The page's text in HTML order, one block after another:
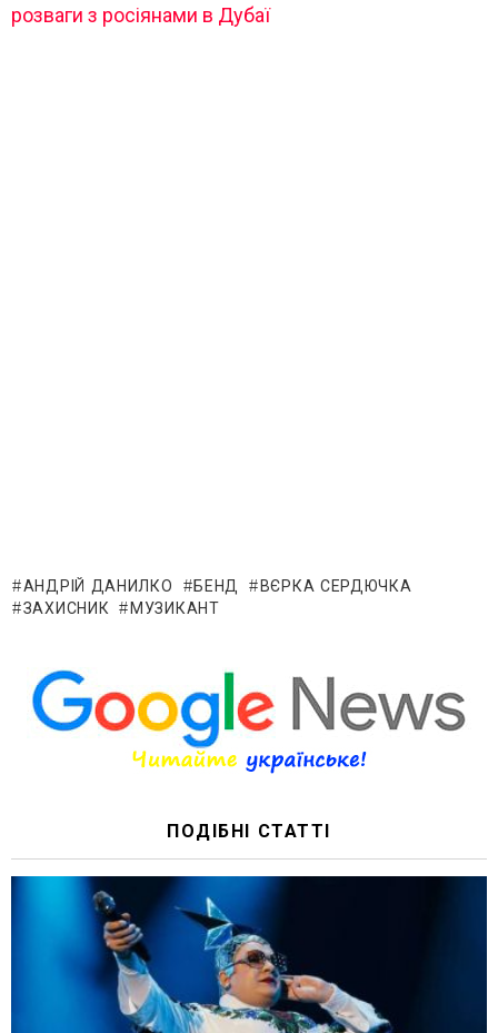
розваги з росіянами в Дубаї
АНДРІЙ ДАНИЛКО БЕНД
ВЄРКА СЕРДЮЧКА
ЗАХИСНИК
МУЗИКАНТ
ПОДІБНІ СТАТТІ